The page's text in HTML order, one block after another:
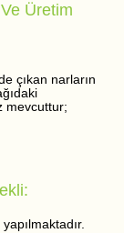
Üretim
çıkan narların
mevcuttur;